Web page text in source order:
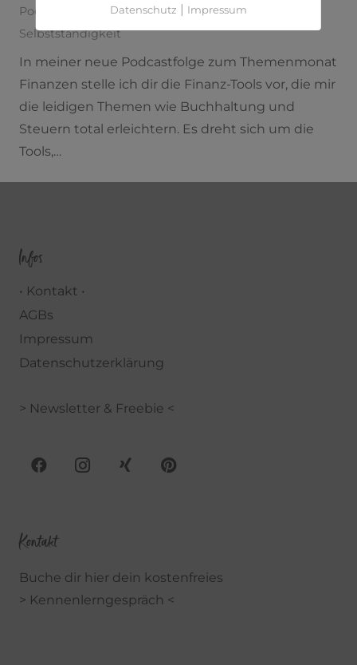
Podcast
selbstständig machen,selbstständige
Selbstständigkeit
In meiner neue Podcastfolge zum Themenmonat
Finanzen stelle ich dir die Finanz-Tools vor, die mir
die leidigen Themen wie Buchhaltung und
Steuern total erleichtern. Es dreht sich um die
Tools,…
Infos
• Kontakt •
AGBs
Impressum
Datenschutzerklärung
> Newsletter & Freebie <
Kontakt
Buche dir hier dein kostenfreies
> Kennenlerngespräch <
Datenschutz | Impressum